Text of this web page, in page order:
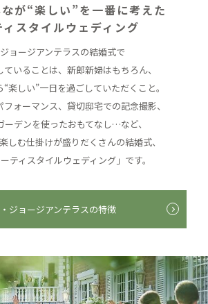
が“楽しい”を一番に考えた
ィスタイルウェディング
ョージアンテラスの結婚式で
いることは、 新郎新婦はもちろん、
楽しい”一日を過ごしていただくこと。
ォーマンス、貸切邸宅での記念撮影、
ーデンを使ったおもてなし…など、
しむ仕掛けが盛りだくさんの結婚式、
ティスタイルウェディング」です。
ジョージアンテラスの特徴